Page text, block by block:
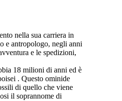
nella sua carriera in
e antropologo, negli anni
e le spedizioni,
18 milioni di anni ed è
. Questo ominide
di quello che viene
il soprannome di